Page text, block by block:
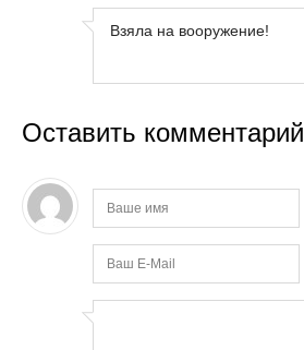
Взяла на вооружение!
Оставить комментарий